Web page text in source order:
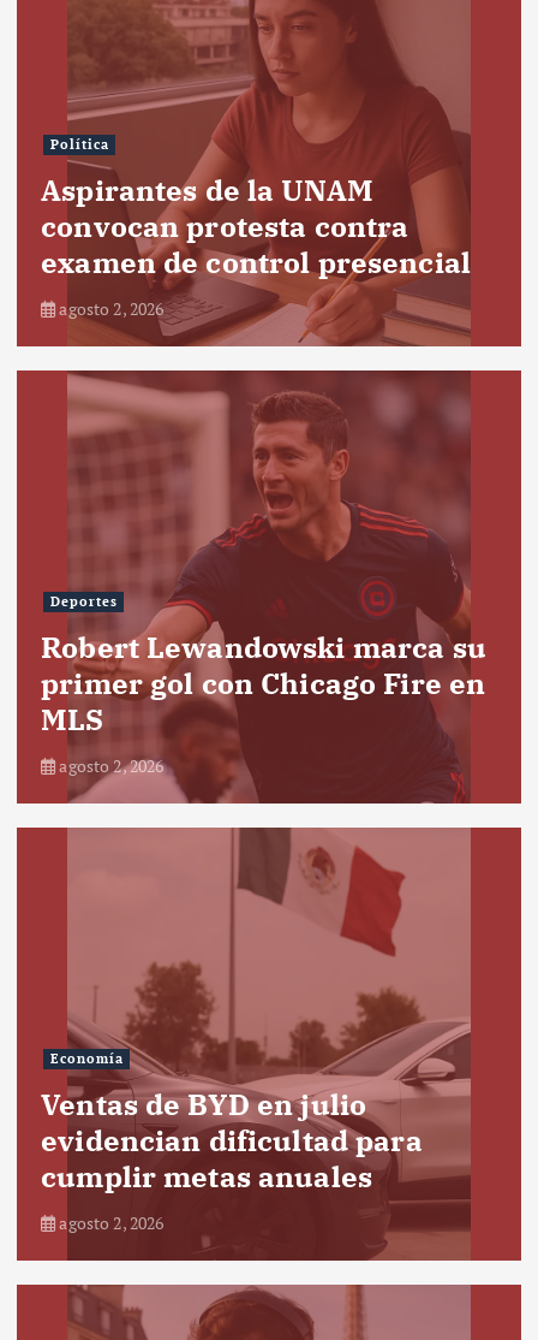
Política
Aspirantes de la UNAM
convocan protesta contra
examen de control presencial
agosto 2, 2026
Deportes
Robert Lewandowski marca su
primer gol con Chicago Fire en
MLS
agosto 2, 2026
Economía
Ventas de BYD en julio
evidencian dificultad para
cumplir metas anuales
agosto 2, 2026